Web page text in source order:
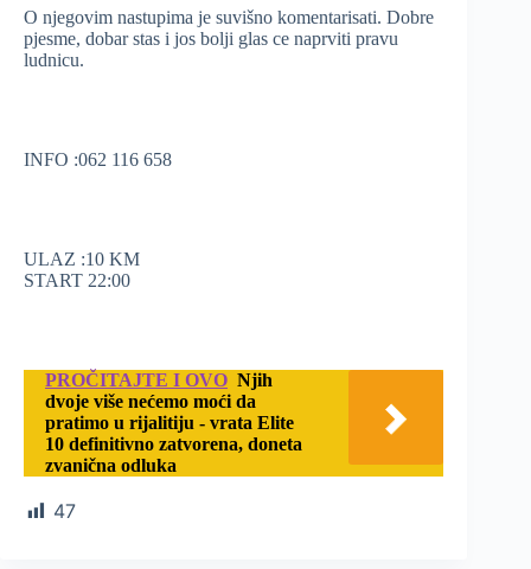
O njegovim nastupima je suvišno komentarisati. Dobre
pjesme, dobar stas i jos bolji glas ce naprviti pravu
ludnicu.
INFO :062 116 658
ULAZ :10 KM
START 22:00
PROČITAJTE I OVO Njih
dvoje više nećemo moći da
pratimo u rijalitiju - vrata Elite
10 definitivno zatvorena, doneta
zvanična odluka
47